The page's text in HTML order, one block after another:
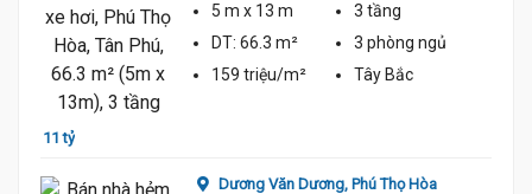
11 tỷ
5 m x 13 m
3 tầng
DT: 66.3 m² 3 phòng ngủ
159 triệu/m²
Tây Bắc
Dương Văn Dương, Phú Thọ Hòa